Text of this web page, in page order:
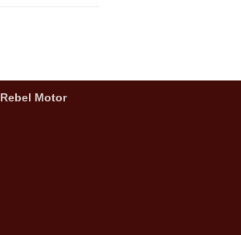
Rebel Motor